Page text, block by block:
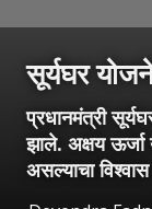
सूर्यघर
प्रधानमंत्री
झाले. अक्षय ऊर्जा
असल्याचा